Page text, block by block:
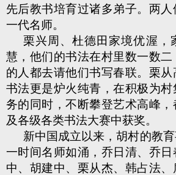
先后教书培育过诸多弟子。两
一代名师。
栗兴周、杜德田家境优渥，
慧，他们的书法在村里数一数
的人都去请他们书写春联。栗
书法更是炉火纯青，在积极为
务的同时，不断攀登艺术高峰
及各级各类书法大赛中获奖。
新中国成立以来，胡村的教育
一时间名师如涌，乔日清、乔
中、胡建中、栗从杰、韩占法、